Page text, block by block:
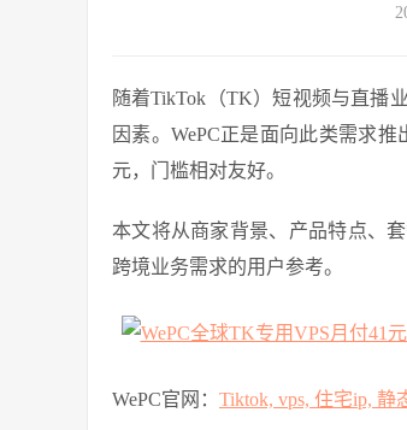
随着TikTok（TK）短视频与直播
因素。WePC正是面向此类需求
元，门槛相对友好。
本文将从商家背景、产品特点、
跨境业务需求的用户参考。
WePC官网： Tiktok, vps, 住宅ip, 静